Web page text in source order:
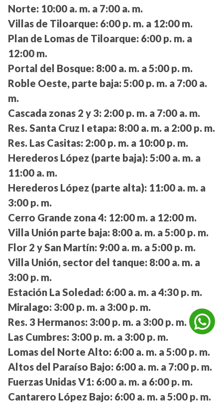
Norte: 10:00 a. m. a 7:00 a. m.
Villas de Tiloarque: 6:00 p. m. a 12:00 m.
Plan de Lomas de Tiloarque: 6:00 p. m. a
12:00 m.
Portal del Bosque: 8:00 a. m. a 5:00 p. m.
Roble Oeste, parte baja: 5:00 p. m. a 7:00 a.
m.
Cascada zonas 2 y 3: 2:00 p. m. a 7:00 a. m.
Res. Santa Cruz I etapa: 8:00 a. m. a 2:00 p. m.
Res. Las Casitas: 2:00 p. m. a 10:00 p. m.
Herederos López (parte baja): 5:00 a. m. a
11:00 a. m.
Herederos López (parte alta): 11:00 a. m. a
3:00 p. m.
Cerro Grande zona 4: 12:00 m. a 12:00 m.
Villa Unión parte baja: 8:00 a. m. a 5:00 p. m.
Flor 2 y San Martín: 9:00 a. m. a 5:00 p. m.
Villa Unión, sector del tanque: 8:00 a. m. a
3:00 p. m.
Estación La Soledad: 6:00 a. m. a 4:30 p. m.
Miralago: 3:00 p. m. a 3:00 p. m.
Res. 3 Hermanos: 3:00 p. m. a 3:00 p. m.
Las Cumbres: 3:00 p. m. a 3:00 p. m.
Lomas del Norte Alto: 6:00 a. m. a 5:00 p. m.
Altos del Paraíso Bajo: 6:00 a. m. a 7:00 p. m.
Fuerzas Unidas V1: 6:00 a. m. a 6:00 p. m.
Cantarero López Bajo: 6:00 a. m. a 5:00 p. m.